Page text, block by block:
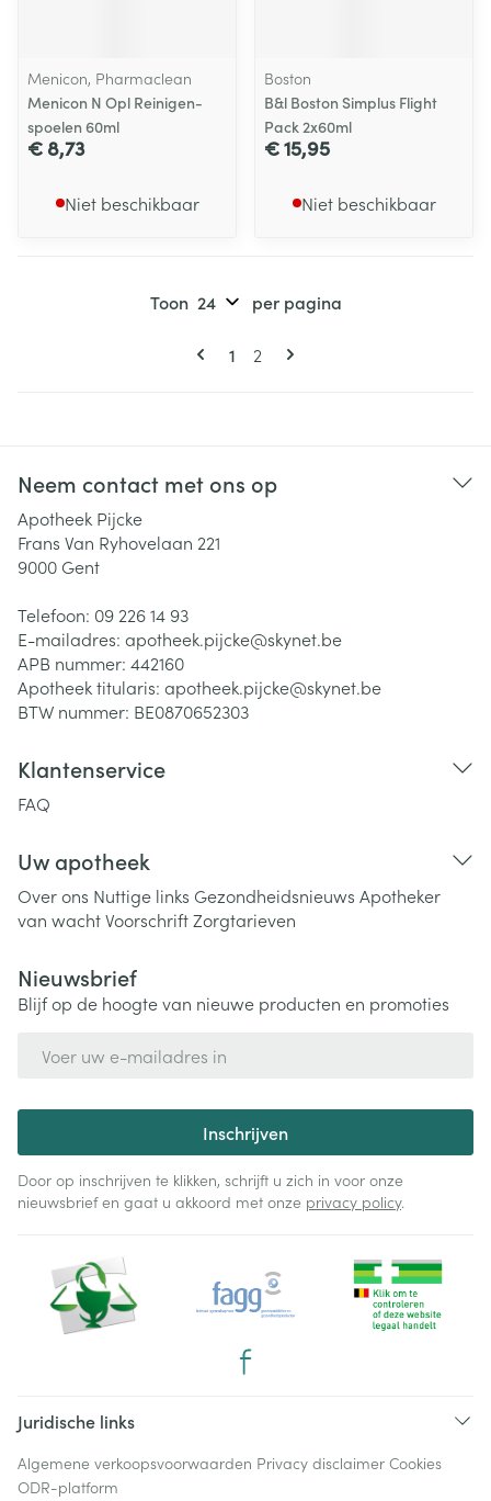
Menicon, Pharmaclean
Menicon N Opl Reinigen-
spoelen 60ml
€ 8,73
Niet beschikbaar
Boston
B&l Boston Simplus Flight
Pack 2x60ml
€ 15,95
Niet beschikbaar
Pagina's
U lees momenteel pagina
1 Pagina
2
Toon per pagina
Neem contact met ons op
Apotheek Pijcke
Frans Van Ryhovelaan 221
9000 Gent
Telefoon: 09 226 14 93
E-mailadres: apotheek.pijcke@skynet.be
APB nummer: 442160
Apotheek titularis: apotheek.pijcke@skynet.be
BTW nummer: BE0870652303
Klantenservice
FAQ
Uw apotheek
Over ons Nuttige links Gezondheidsnieuws Apotheker
van wachtVoorschriftZorgtarieven
Nieuwsbrief
Blijf op de hoogte van nieuwe producten en promoties
Inschrijven
Door op inschrijven te klikken, schrijft u zich in voor onze
nieuwsbrief en gaat u akkoord met onze privacy policy.
Juridische links
Algemene verkoopsvoorwaarden Privacy disclaimer Cookies
ODR-platform